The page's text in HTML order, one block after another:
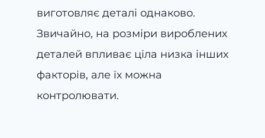
виготовляє деталі однаково.
Звичайно, на розміри вироблених
деталей впливає ціла низка інших
факторів, але їх можна
контролювати.